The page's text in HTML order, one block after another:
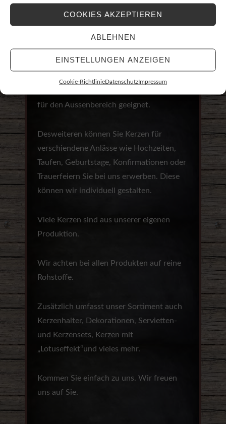
COOKIES AKZEPTIEREN
ABLEHNEN
EINSTELLUNGEN ANZEIGEN
Cookie-RichtlinieDatenschutzImpressum
zum Beispiel mit Blumen- oder
Ostseemotiven, Yankee Candle
Duftkerzen, Räucherstäbchen und
Räucherkegel.
für den Aussenbereich geeignet.
Desweiteren können Sie Kerzen für
verschiendene Anlässe wie Hochzeiten,
Taufen, Geburtstage, Konfirmationen oder
Trauerfeiern Sie bei uns erwerben. Diese
können wir individuell gestalten.
Viele Kerzen sind aus unserer eigenen
Produktion.
Wir achten bei allen Produkten auf reine
Rohstoffe.
Zusätzlich umfasst unser Sortiment auch
Kerzenhalter, Dekorationen, Servietten-
und Kerzensets, Kerzen mit
„Lotuseffekt“und vieles mehr.
Kommen Sie einfach zu uns. Wir freuen
uns auf Sie.